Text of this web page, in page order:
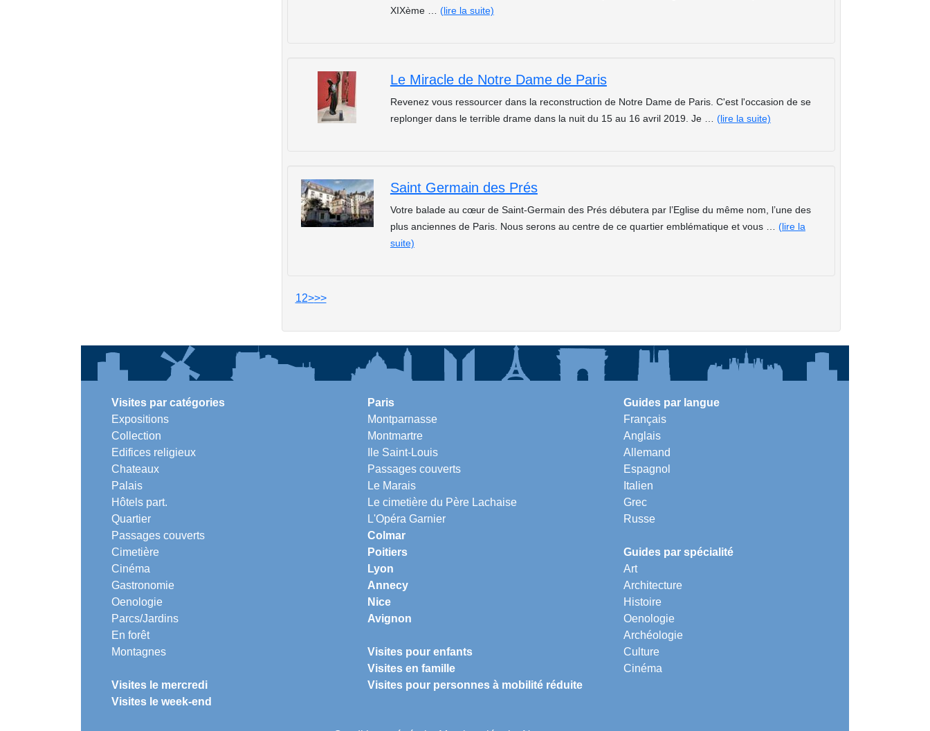
XIXème … (lire la suite)
Le Miracle de Notre Dame de Paris
Revenez vous ressourcer dans la reconstruction de Notre Dame de Paris. C'est l'occasion de se
replonger dans le terrible drame dans la nuit du 15 au 16 avril 2019. Je … (lire la suite)
Saint Germain des Prés
Votre balade au cœur de Saint-Germain des Prés débutera par l’Eglise du même nom, l’une des
plus anciennes de Paris. Nous serons au centre de ce quartier emblématique et vous … (lire la
suite)
12>>>
Visites par catégories
Expositions
Collection
Edifices religieux
Chateaux
Palais
Hôtels part.
Quartier
Passages couverts
Cimetière
Cinéma
Gastronomie
Oenologie
Parcs/Jardins
En forêt
Montagnes
Visites le mercredi
Visites le week-end
Paris
Montparnasse
Montmartre
Ile Saint-Louis
Passages couverts
Le Marais
Le cimetière du Père Lachaise
L'Opéra Garnier
Colmar
Poitiers
Lyon
Annecy
Nice
Avignon
Visites pour enfants
Visites en famille
Visites pour personnes à mobilité réduite
Guides par langue
Français
Anglais
Allemand
Espagnol
Italien
Grec
Russe
Guides par spécialité
Art
Architecture
Histoire
Oenologie
Archéologie
Culture
Cinéma